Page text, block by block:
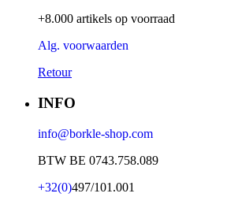
+8.000 artikels op voorraad
Alg. voorwaarden
Retour
INFO
info@borkle-shop.com
BTW BE 0743.758.089
+32(0)497/101.001